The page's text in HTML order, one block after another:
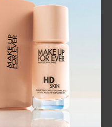
DE COULEURS
Correctrice